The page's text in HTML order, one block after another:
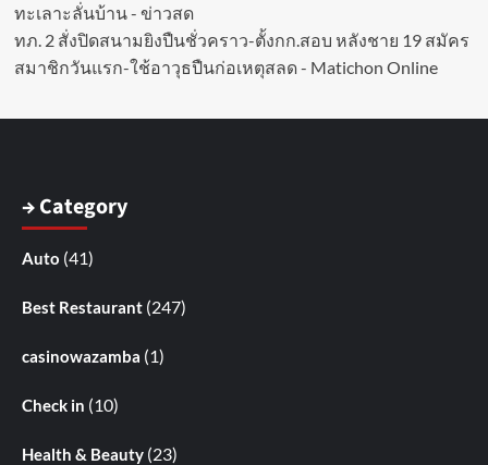
ทะเลาะลั่นบ้าน - ข่าวสด
ทภ. 2 สั่งปิดสนามยิงปืนชั่วคราว-ตั้งกก.สอบ หลังชาย 19 สมัคร
สมาชิกวันแรก-ใช้อาวุธปืนก่อเหตุสลด - Matichon Online
→ Category
Auto (41)
Best Restaurant (247)
casinowazamba (1)
Check in (10)
Health & Beauty (23)